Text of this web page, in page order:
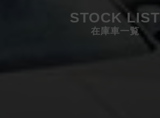
STOCK LIST
在庫車一覧